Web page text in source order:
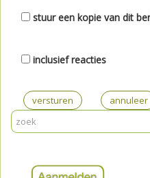
stuur een kopie van dit
inclusief reacties
versturen